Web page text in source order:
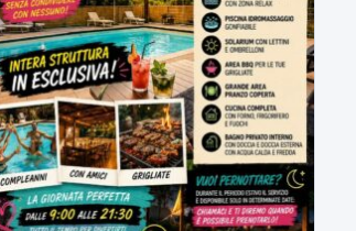
ULTIMI VIDEO
TUTTI I VIDEO